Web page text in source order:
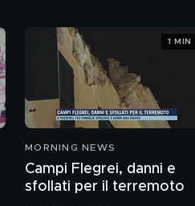
MORNING NEWS
Campi Flegrei, danni e
sfollati per il terremoto
1 MIN